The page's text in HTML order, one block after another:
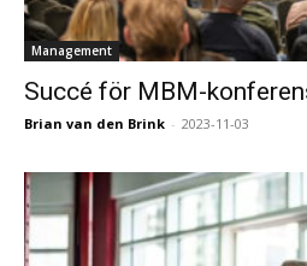
Management
Succé för MBM-
Brian van den Brink - 2023-11-03